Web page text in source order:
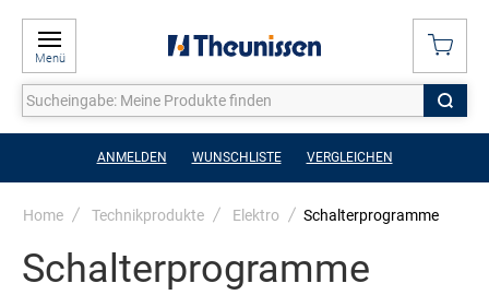
Menü
ANMELDEN WUNSCHLISTE VERGLEICHEN
Home Technikprodukte Elektro Schalterprogramme
Schalterprogramme